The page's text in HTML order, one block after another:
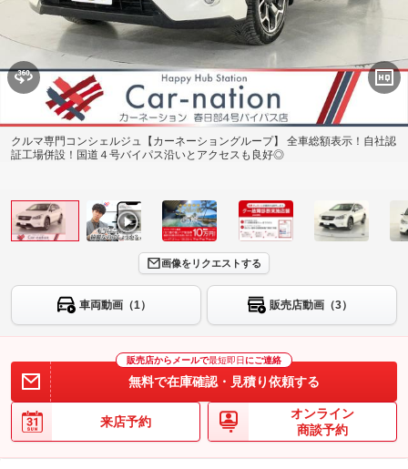
クルマ専門コンシェルジュ【カーネーショングループ】 全車総額表示！自社認
証工場併設！国道４号バイパス沿いとアクセスも良好◎
画像をリクエストする
車両動画（1） 販売店動画（3）
販売店からメールで最短即日 にご連絡
無料で在庫確認・見積り依頼する
来店予約
オンライン
商談予約